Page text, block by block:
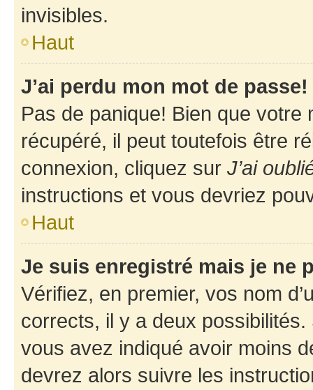
invisibles.
Haut
J’ai perdu mon mot de passe!
Pas de panique! Bien que
récupéré, il peut toutefois être
connexion, cliquez sur J’ai
instructions et vous devriez
Haut
Je suis enregistré mais je ne
Vérifiez, en premier, vos nom
corrects, il y a deux
vous avez indiqué avoir moins
devrez alors suivre les